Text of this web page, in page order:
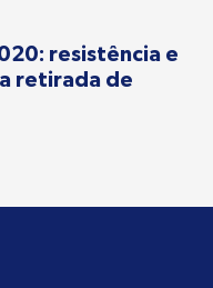
resistência e
retirada de